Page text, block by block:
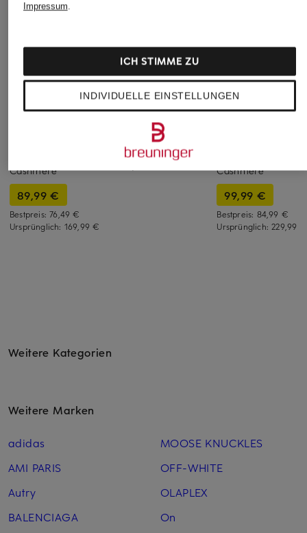
+Aktionsrabatt
Cashmere
89,99 €
Bestpreis:76,49 €
Ursprünglich: 169,99 €
ANINE BING
Pullover SYDNEY mit
Alpaka
+Aktionsrabatt
Cashmere
99,99 €
Bestpreis: 84,99 €
Ursprünglich:229,99 €
Weitere Kategorien
Weitere Marken
adidas
AMI PARIS
Autry
BALENCIAGA
MOOSE KNUCKLES
OFF-WHITE
OLAPLEX
On
Impressum.
INDIVIDUELLE EINSTELLUNGEN
ICH STIMME ZU